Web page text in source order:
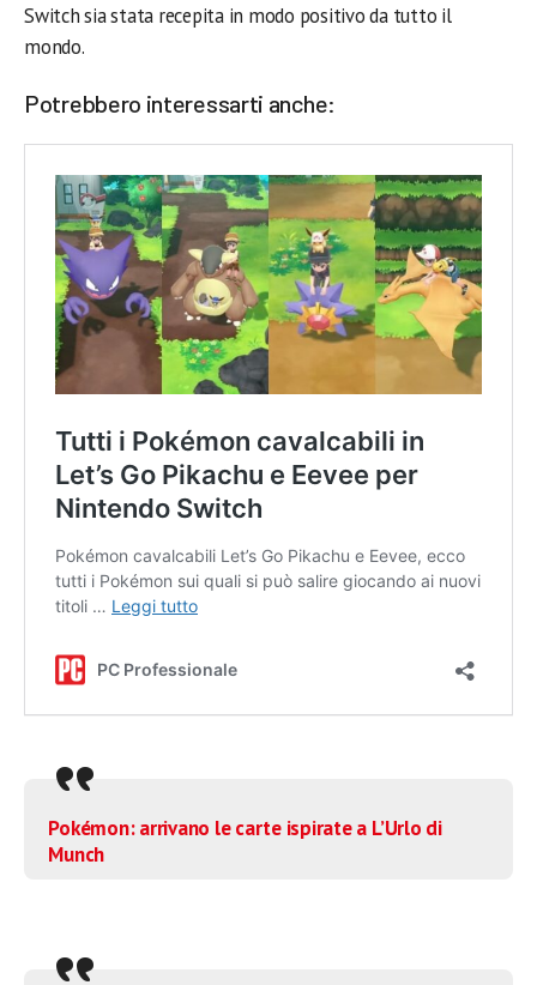
Switch sia stata recepita in modo positivo da tutto il
mondo.
Potrebbero interessarti anche:
Pokémon: arrivano le carte ispirate a L’Urlo di
Munch